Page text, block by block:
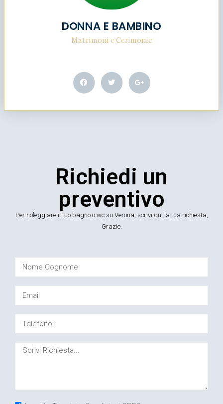
DONNA E BAMBINO
Matrimoni e Cerimonie
Richiedi un
preventivo
Per noleggiare il tuo bagno o wc su Verona, scrivi qui la tua richiesta,
Grazie.